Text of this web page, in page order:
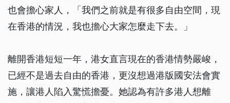
也會擔心家人，「我們之前就是有很多自由空間，現
在香港的情況，我也擔心大家怎麼走下去。」
離開香港短短一年，港女直言現在的香港情勢嚴峻，
已經不是過去自由的香港，更沒想過港版國安法會實
施，讓港人陷入驚慌擔憂。她認為有許多港人想離